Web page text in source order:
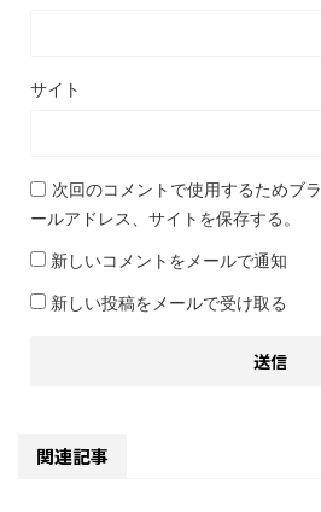
サイト
次回のコメントで使用するためブ
ールアドレス、サイトを保存する。
新しいコメントをメールで通知
新しい投稿をメールで受け取る
関連記事